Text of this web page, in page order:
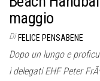
maggio
Di FELICE PENSABENE
Dopo un lungo e
i delegati EHF Peter